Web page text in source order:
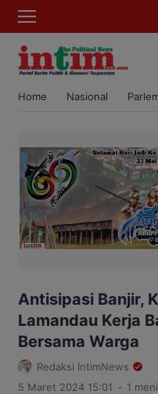
Home Nasional
Antisipasi Banjir,
Lamandau Kerja
Bersama Warga
Redaksi IntimNews
5 Maret 2024 15:01
. 1